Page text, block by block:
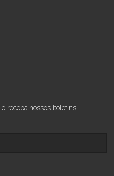
e receba nossos boletins